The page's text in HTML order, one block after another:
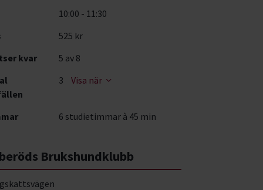
10:00 - 11:30
525 kr
kvar
5 av 8
3 Visa när
6 studietimmar à 45 min
Brukshundklubb